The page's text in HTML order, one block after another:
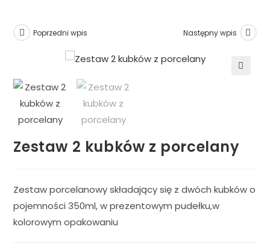
Poprzedni wpis Następny wpis
Zestaw 2 kubków z porcelany
Zestaw porcelanowy składający się z dwóch kubków o
pojemności 350ml, w prezentowym pudełku,w
kolorowym opakowaniu